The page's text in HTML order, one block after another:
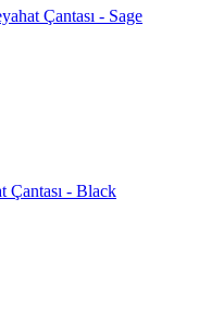
Çantası - Sage
Çantası - Black